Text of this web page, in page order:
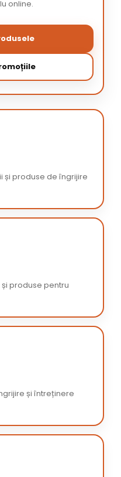
online.
și produse de îngrijire
produse pentru
și întreținere